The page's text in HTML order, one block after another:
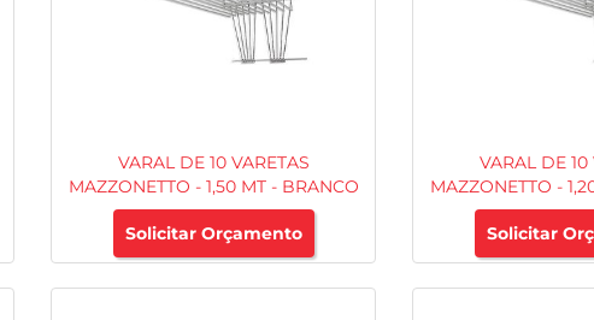
VARAL DE 10 VARETAS
MAZZONETTO - 1,50 MT - BRANCO
Solicitar Orçamento
VARAL DE 10
MAZZONETTO -
Solicitar